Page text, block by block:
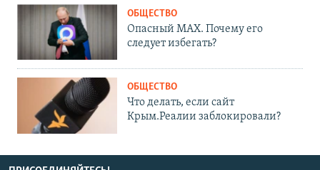
ОБЩЕСТВО
Опасный MAX. Почему его
следует избегать?
ОБЩЕСТВО
Что делать, если сайт
Крым.Реалии заблокировали?